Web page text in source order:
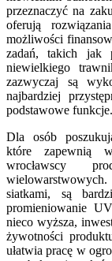
przeznaczyć na
oferują
możliwości
zadań, takich jak
niewielkiego
zazwyczaj są
najbardziej
podstawowe funkcje.
Dla osób
które zapewnią
wrocławscy
siatkami, są
promieniowanie
nieco wyższa,
żywotności
ułatwia pracę w